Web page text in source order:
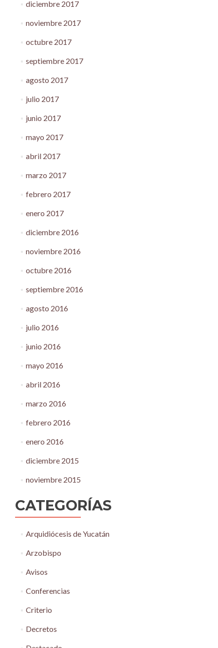
diciembre 2017
noviembre 2017
octubre 2017
septiembre 2017
agosto 2017
julio 2017
junio 2017
mayo 2017
abril 2017
marzo 2017
febrero 2017
enero 2017
diciembre 2016
noviembre 2016
octubre 2016
septiembre 2016
agosto 2016
julio 2016
junio 2016
mayo 2016
abril 2016
marzo 2016
febrero 2016
enero 2016
diciembre 2015
noviembre 2015
CATEGORÍAS
Arquidiócesis de Yucatán
Arzobispo
Avisos
Conferencias
Criterio
Decretos